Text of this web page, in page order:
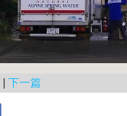
下一篇